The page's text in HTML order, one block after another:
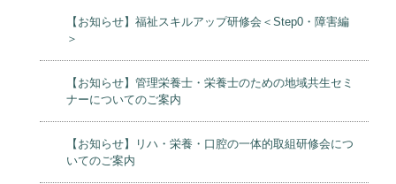
【お知らせ】福祉スキルアップ研修会＜Step0・障害編
＞
【お知らせ】管理栄養士・栄養士のための地域共生セミ
ナーについてのご案内
【お知らせ】リハ・栄養・口腔の一体的取組研修会につ
いてのご案内